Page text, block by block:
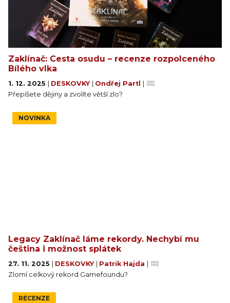
Zaklínač: Cesta osudu – recenze rozpolceného
Bílého vlka
1. 12. 2025 DESKOVKY Ondřej Partl
Přepíšete dějiny a zvolíte větší zlo?
NOVINKA
Legacy Zaklínač láme rekordy. Nechybí mu
čeština i možnost splátek
27. 11. 2025 DESKOVKY Patrik Hajda
Zlomí celkový rekord Gamefoundu?
RECENZE